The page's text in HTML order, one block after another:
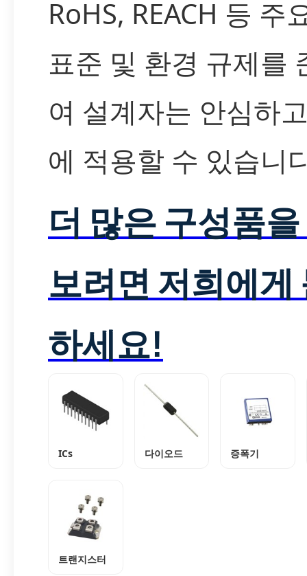
RoHS, REACH 등 주
표준 및 환경 규제를
여 설계자는 안심하
에 적용할 수 있습니
더 많은 구성품
보려면 저희에게
하세요!
ICs 다이오드 증폭기
트랜지스터